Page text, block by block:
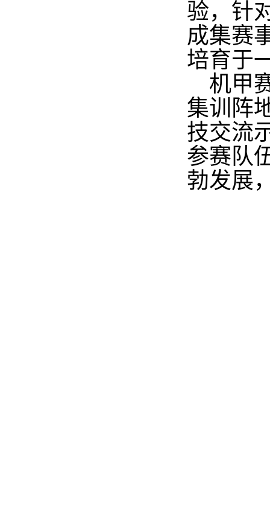
验， 针
成集赛
培育于
机甲
集训阵
技交流
参赛队
勃发展